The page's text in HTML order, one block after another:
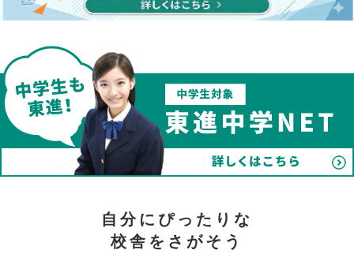
自分にぴったりな
校舎をさがそう